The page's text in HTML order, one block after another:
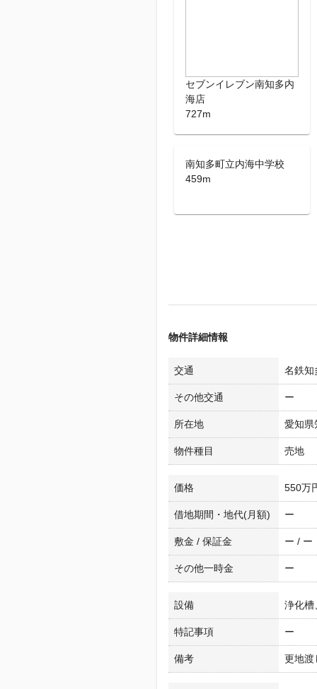
セブンイレブン南知多内
海店
727m
南知多町立内海中学校
459m
物件詳細情報
交通 名鉄知
その他交通 ー
所在地 愛知県
物件種目 売地
価格 550万
借地期間・地代(月額) ー
敷金 / 保証金 ー / ー
その他一時金 ー
設備 浄化槽
特記事項 ー
備考 更地渡